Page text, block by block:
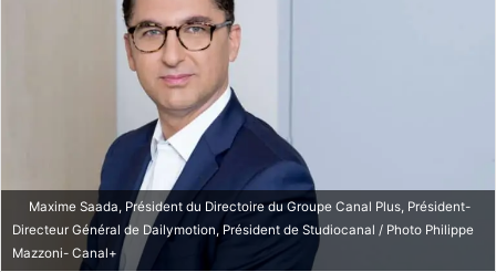
Maxime Saada, Président du Directoire du Groupe Canal Plus, Président-
Directeur Général de Dailymotion, Président de Studiocanal / Photo Philippe
Mazzoni- Canal+